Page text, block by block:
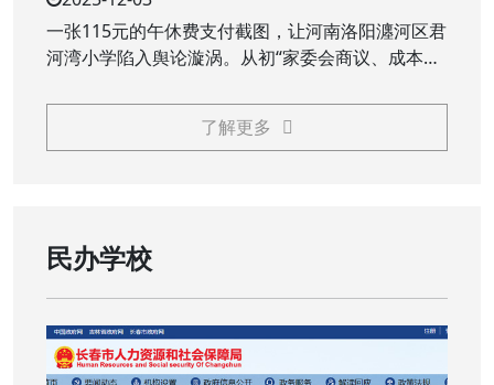
一张115元的午休费支付截图，让河南洛阳瀍河区君
河湾小学陷入舆论漩涡。从初“家委会商议、成本价
这场看似不大的争议，触碰了公众对公办教育公益
属性的核心关切，义务教育阶段，本应普惠的校园
了解更多
民办学校